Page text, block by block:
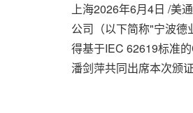
上海2026年6月4日 /美
公司（以下简称"宁波
得基于IEC 62619标准
潘剑萍共同出席本次颁证